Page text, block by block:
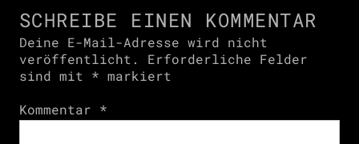
SCHREIBE EINEN KOMMENTAR
Deine E-Mail-Adresse wird nicht
veröffentlicht.
Erforderliche Felder
sind mit * markiert
Kommentar *